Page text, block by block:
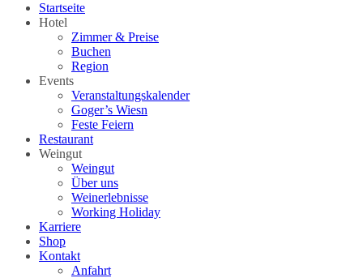
Startseite
Hotel
Zimmer & Preise
Buchen
Region
Events
Veranstaltungskalender
Goger’s Wiesn
Feste Feiern
Restaurant
Weingut
Weingut
Über uns
Weinerlebnisse
Working Holiday
Karriere
Shop
Kontakt
Anfahrt